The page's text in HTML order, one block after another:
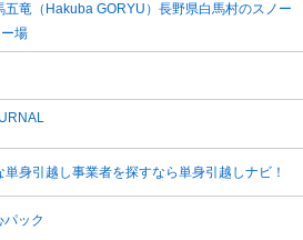
五竜（Hakuba GORYU）長野県白馬村のスノー
場
単身引越し事業者を探すなら単身引越しナビ！
パック